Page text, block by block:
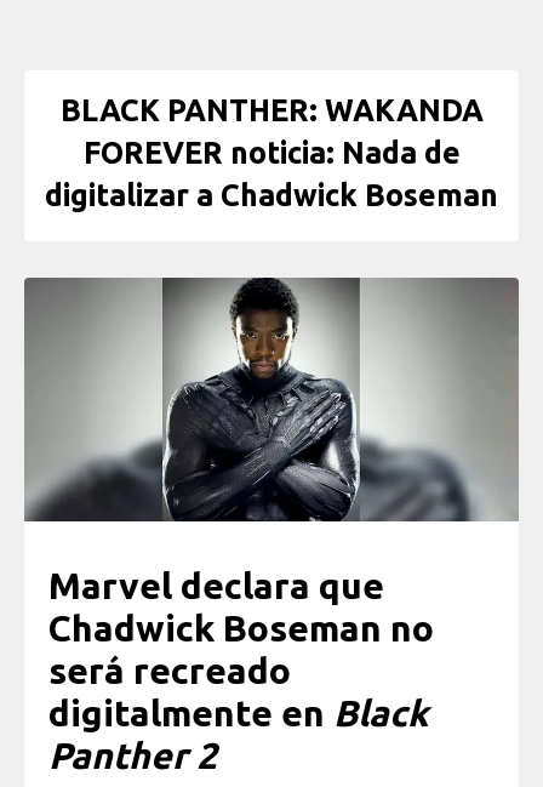
BLACK PANTHER: WAKANDA
FOREVER noticia: Nada de
digitalizar a Chadwick Boseman
Marvel declara que
Chadwick Boseman no
será recreado
digitalmente en Black
Panther 2